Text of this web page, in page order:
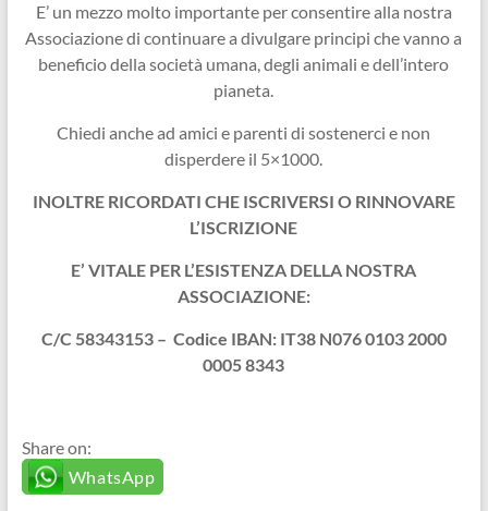
E’ un mezzo molto importante per consentire alla nostra
Associazione di continuare a divulgare principi che vanno a
beneficio della società umana, degli animali e dell’intero
pianeta.
Chiedi anche ad amici e parenti di sostenerci e non
disperdere il 5×1000.
INOLTRE RICORDATI CHE ISCRIVERSI O RINNOVARE
L’ISCRIZIONE
E’ VITALE PER L’ESISTENZA DELLA NOSTRA
ASSOCIAZIONE:
C/C 58343153 – Codice IBAN: IT38 N076 0103 2000
0005 8343
Share on:
WhatsApp